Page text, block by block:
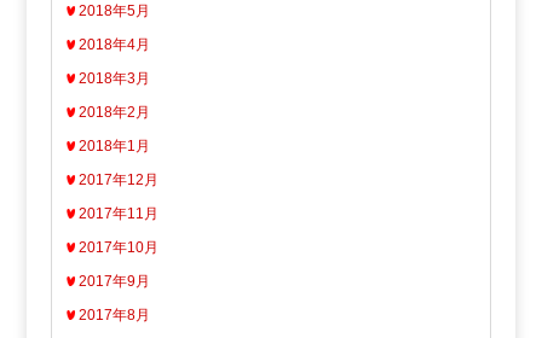
2018年5月
2018年4月
2018年3月
2018年2月
2018年1月
2017年12月
2017年11月
2017年10月
2017年9月
2017年8月